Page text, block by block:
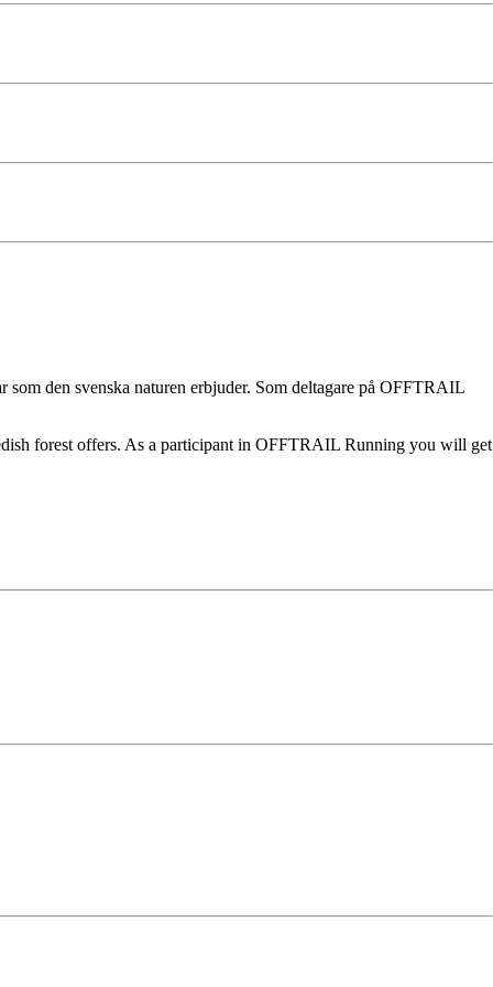
som den svenska naturen erbjuder. Som deltagare på OFFTRAIL
forest offers. As a participant in OFFTRAIL Running you will get